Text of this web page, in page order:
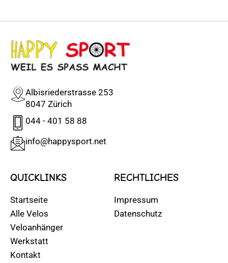
Albisriederstrasse 253
8047 Zürich
044 - 401 58 88
info@happysport.net
QUICKLINKS
Startseite
Alle Velos
Veloanhänger
Werkstatt
Kontakt
RECHTLICHES
Impressum
Datenschutz